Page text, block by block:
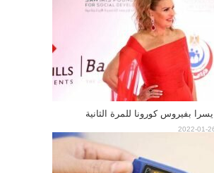
يسرا بفيروس كورونا للمرة الثانية